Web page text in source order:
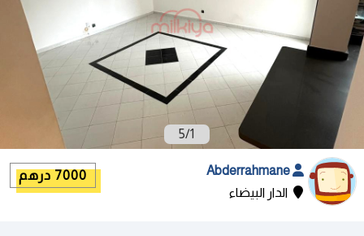
1
/
5
الدار البيضاء
7000 درهم